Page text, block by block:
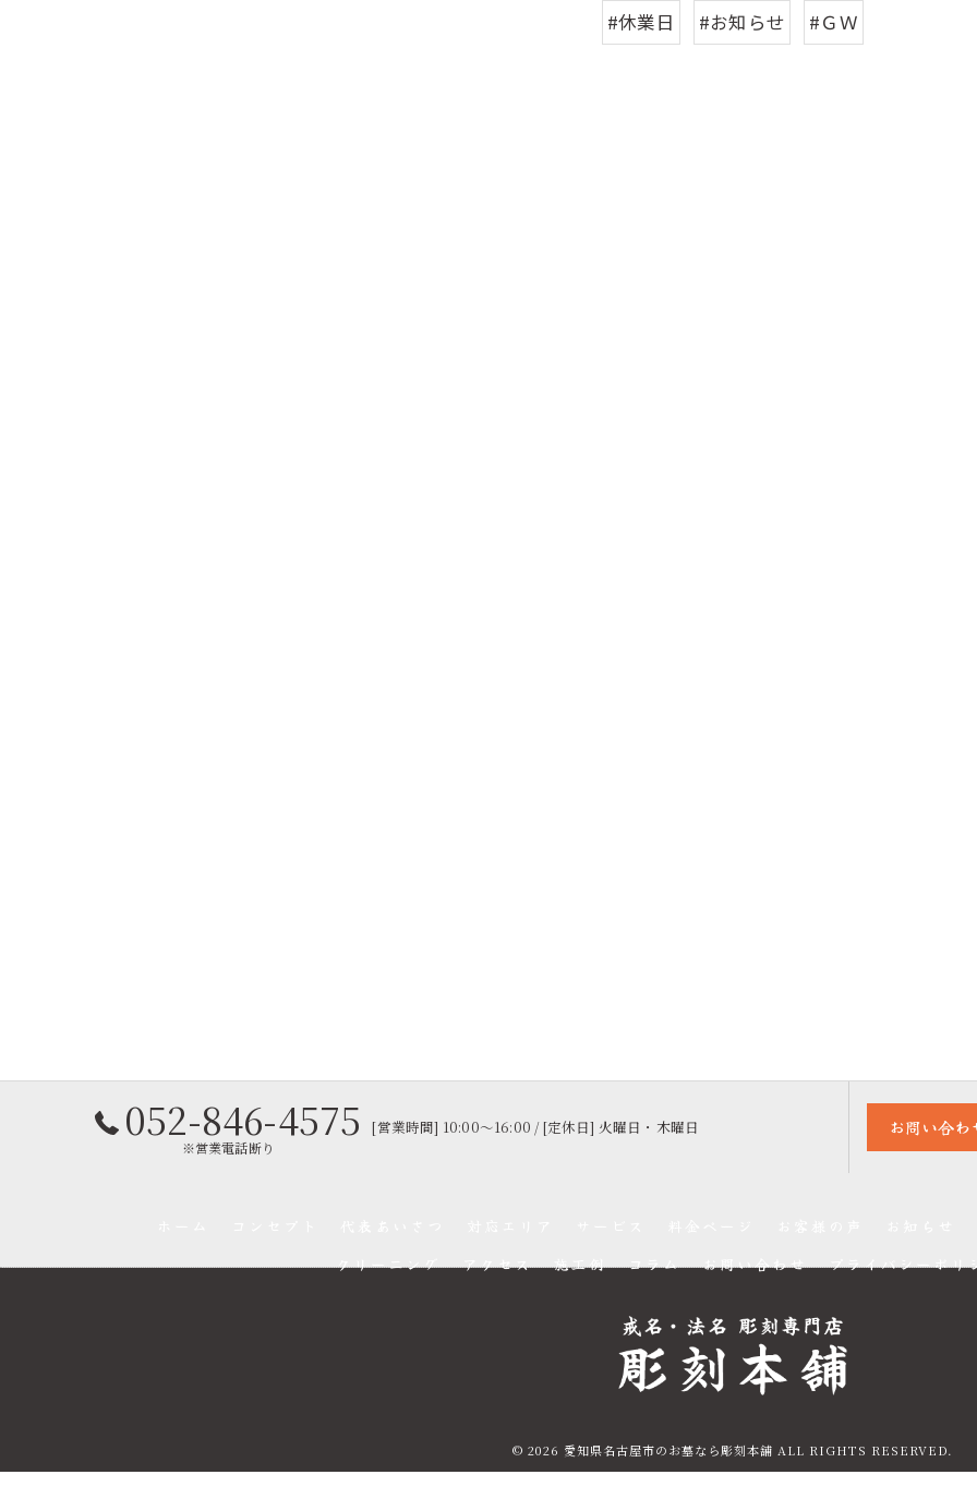
#休業日 #お知らせ #ＧＷ
052-846-4575
※営業電話断り
[営業時間] 10:00〜16:00 / [定休日] 火曜日・木曜日 お問い合わ
クリーニング
アクセス 施工例 コラム お問い合わせ プライバシーポリ
© 2026 愛知県名古屋市のお墓なら彫刻本舗 ALL RIGHTS RESERVED.